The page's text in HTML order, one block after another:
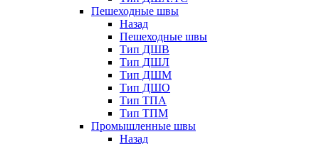
Пешеходные швы
Назад
Пешеходные швы
Тип ДШВ
Тип ДШЛ
Тип ДШМ
Тип ДШО
Тип ТПА
Тип ТПМ
Промышленные швы
Назад